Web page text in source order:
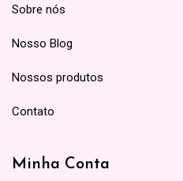
Sobre nós
Nosso Blog
Nossos produtos
Contato
Minha Conta